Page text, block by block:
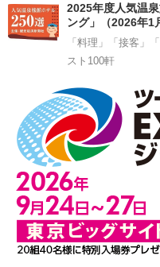
2025年度人気温
ング」（2026年1
「料理」「接客」
スト100軒